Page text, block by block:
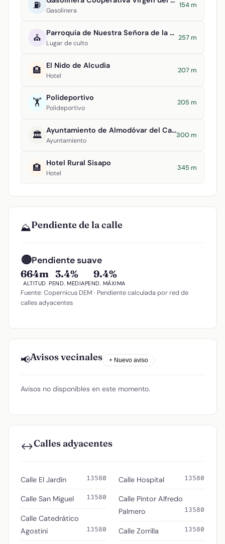
⛽ Gasolinera
154 m
⛪ Parroquia de Nuestra Señora de la Asunción
Lugar de culto
257 m
🏨 El Nido de Alcudia
Hotel
207 m
🏋️ Polideportivo
Polideportivo
205 m
🏛️ Ayuntamiento de Almodóvar del Campo
Ayuntamiento
300 m
🏨 Hotel Rural Sisapo
Hotel
345 m
⛰️Pendiente de la calle
🟡Pendiente suave
664m
ALTITUD
3.4%
PEND. MEDIA
9.4%
PEND. MÁXIMA
Fuente: Copernicus DEM · Pendiente calculada por red de
calles adyacentes
📢Avisos vecinales + Nuevo aviso
Avisos no disponibles en este momento.
↔️Calles adyacentes
Calle El Jardín 13580
Calle San Miguel 13580
Calle Catedrático
Agostini
13580
Calle Hospital 13580
Calle Pintor Alfredo
Palmero
13580
Calle Zorrilla 13580